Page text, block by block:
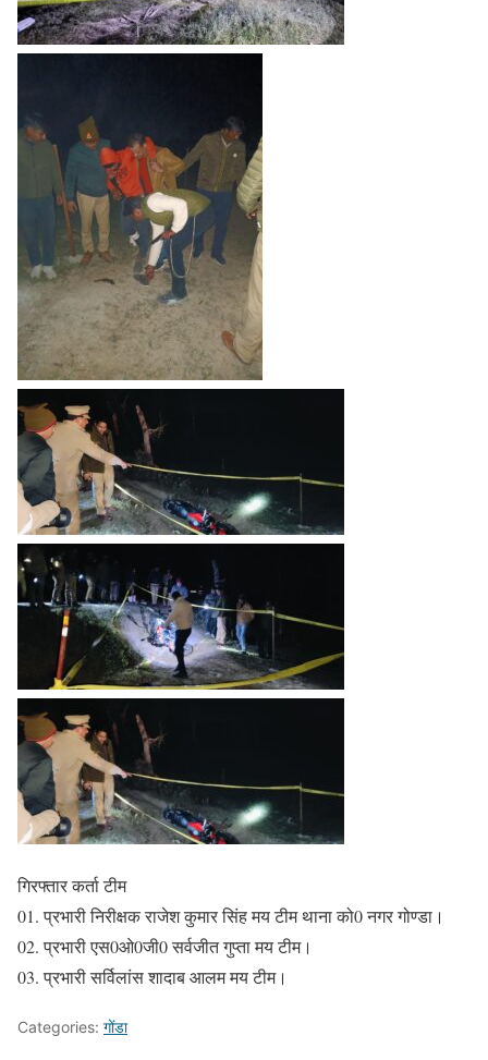
गिरफ्तार कर्ता टीम
01. प्रभारी निरीक्षक राजेश कुमार सिंह मय टीम थाना को0 नगर गोण्डा।
02. प्रभारी एस0ओ0जी0 सर्वजीत गुप्ता मय टीम।
03. प्रभारी सर्विलांस शादाब आलम मय टीम।
Categories: गोंडा